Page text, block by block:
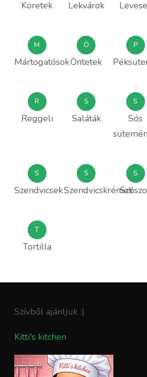
Köretek Lekvárok
M
Mártogatósok
Ö
Öntetek
P
R
Reggeli
S
Saláták
S
Sós
S
Szendvicsek
S
Szendvicskrémek
S
T
Tortilla
Szívből ajánljuk :)
Kitti's kitchen